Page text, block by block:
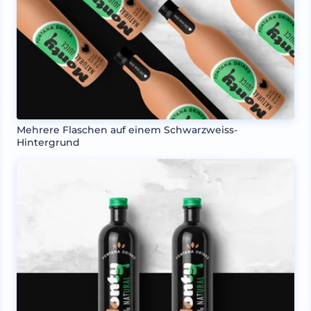
Mehrere Flaschen auf einem Schwarzweiss-
Hintergrund